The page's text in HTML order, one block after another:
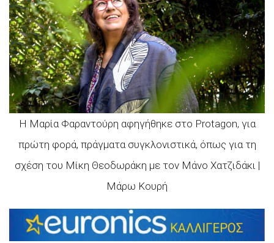
Η Μαρία Φαραντούρη αφηγήθηκε στο Protagon, για
πρώτη φορά, πράγματα συγκλονιστικά, όπως για τη
σχέση του Μίκη Θεοδωράκη με τον Μάνο Χατζιδάκι |
Μάρω Κουρή